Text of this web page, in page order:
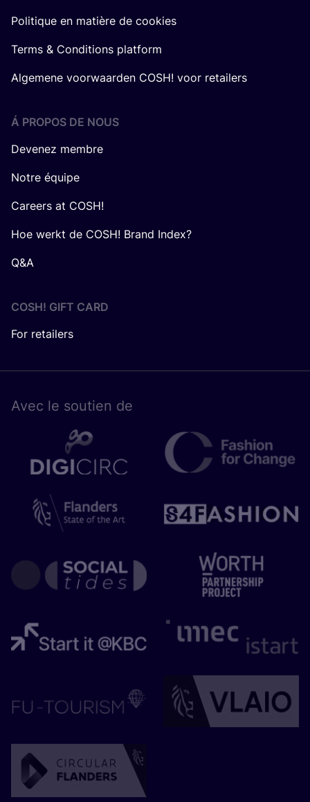
Politique en matière de cookies
Terms & Conditions platform
Algemene voorwaarden COSH! voor retailers
Á PROPOS DE NOUS
Devenez membre
Notre équipe
Careers at COSH!
Hoe werkt de COSH! Brand Index?
Q&A
COSH! GIFT CARD
For retailers
Avec le sou­tien de